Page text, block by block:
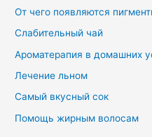
От чего появляются
Слабительный чай
Ароматерапия в домашних
Лечение льном
Самый вкусный сок
Помощь жирным волосам